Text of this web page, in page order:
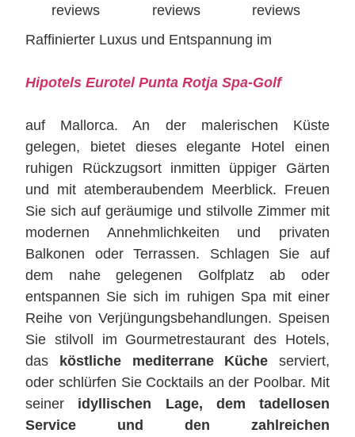
reviews
reviews
reviews
Raffinierter Luxus und Entspannung im
Hipotels Eurotel Punta Rotja Spa-Golf
auf Mallorca. An der malerischen Küste
gelegen, bietet dieses elegante Hotel einen
ruhigen Rückzugsort inmitten üppiger Gärten
und mit atemberaubendem Meerblick. Freuen
Sie sich auf geräumige und stilvolle Zimmer mit
modernen Annehmlichkeiten und privaten
Balkonen oder Terrassen. Schlagen Sie auf
dem nahe gelegenen Golfplatz ab oder
entspannen Sie sich im ruhigen Spa mit einer
Reihe von Verjüngungsbehandlungen. Speisen
Sie stilvoll im Gourmetrestaurant des Hotels,
das köstliche mediterrane Küche serviert,
oder schlürfen Sie Cocktails an der Poolbar. Mit
seiner idyllischen Lage, dem tadellosen
Service und den zahlreichen